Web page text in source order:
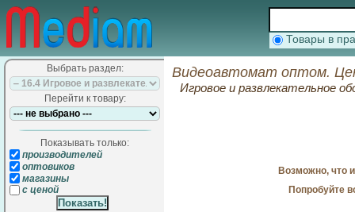
Товары в
Выбрать раздел:
Перейти к товару:
Показывать только:
производителей
оптовиков
магазины
с ценой
Видеоавтомат оптом.
Игровое и развлекательное
Возможно, что
Попробуйте